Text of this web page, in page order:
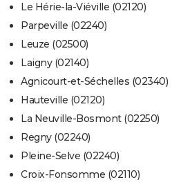
Le Hérie-la-Viéville (02120)
Parpeville (02240)
Leuze (02500)
Laigny (02140)
Agnicourt-et-Séchelles (02340)
Hauteville (02120)
La Neuville-Bosmont (02250)
Regny (02240)
Pleine-Selve (02240)
Croix-Fonsomme (02110)